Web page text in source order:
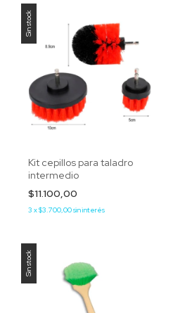
Sin stock
Kit cepillos para taladro
intermedio
$11.100,00
3 x$3.700,00sin interés
Sin stock